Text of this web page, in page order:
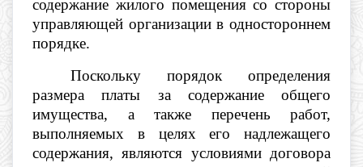
содержание жилого помещения со стороны
управляющей организации в одностороннем
порядке.
Поскольку порядок определения
размера платы за содержание общего
имущества, а также перечень работ,
выполняемых в целях его надлежащего
содержания, являются условиями договора